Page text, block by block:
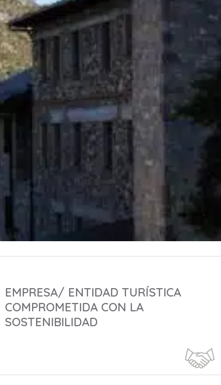
EMPRESA/ ENTIDAD TURÍSTICA
COMPROMETIDA CON LA
SOSTENIBILIDAD